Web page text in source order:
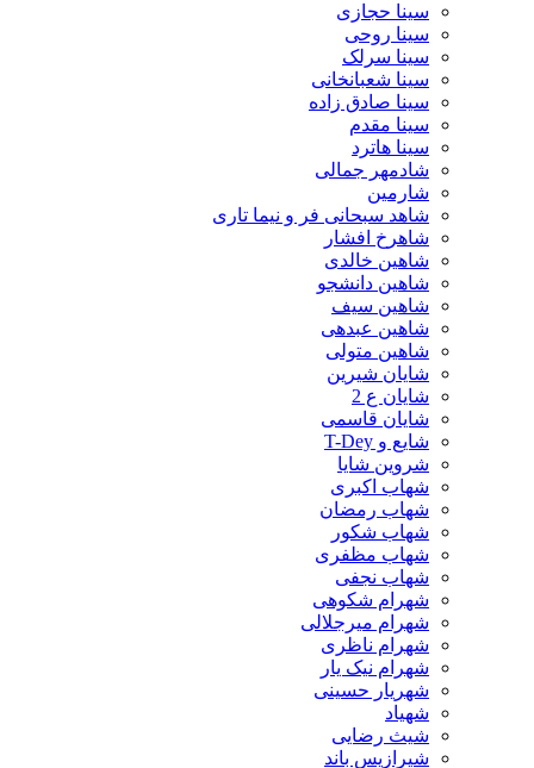
سینا حجازی
سینا روحی
سینا سرلک
سینا شعبانخانی
سینا صادق زاده
سینا مقدم
سینا هاترد
شادمهر جمالی
شارمین
شاهد سبحانی فر و نیما تاری
شاهرخ افشار
شاهین خالدی
شاهین دانشجو
شاهین سیف
شاهین عبدهی
شاهین متولی
شایان شیرین
شایان ع 2
شایان قاسمی
شایع و T-Dey
شروین شایا
شهاب اکبری
شهاب رمضان
شهاب شکور
شهاب مظفری
شهاب نجفی
شهرام شکوهی
شهرام میرجلالی
شهرام ناظری
شهرام نیک یار
شهریار حسینی
شیث رضایی
شیرازیس باند